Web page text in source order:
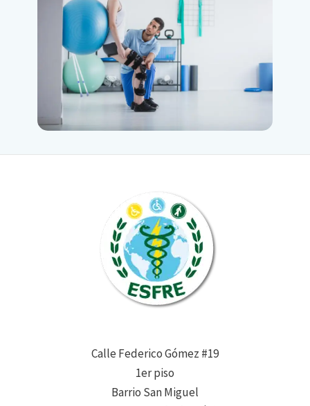
Calle Federico Gómez #19
1er piso
Barrio San Miguel